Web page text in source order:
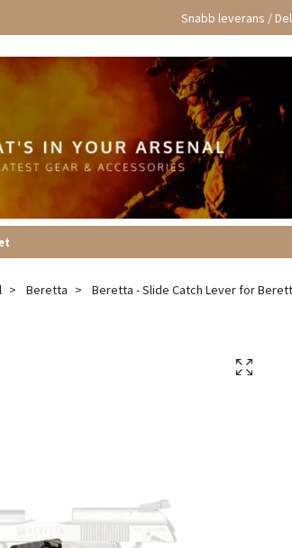
Snabb leverans /
Beretta Beretta - Slide Catch Lever for